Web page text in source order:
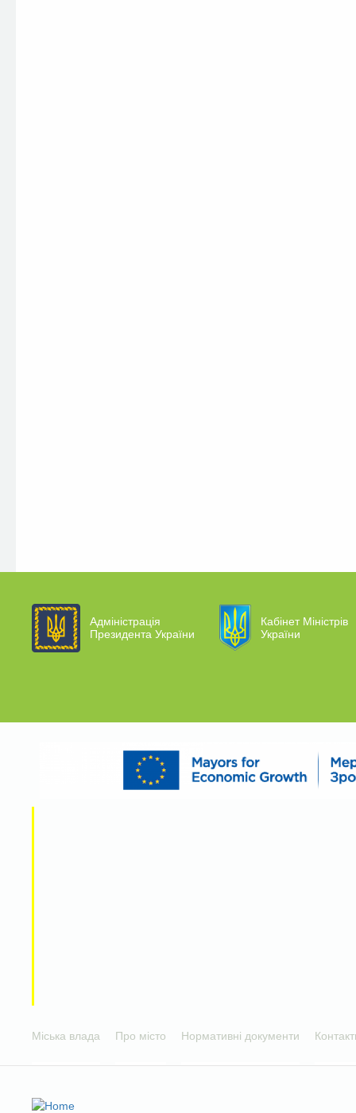
Адміністрація
Президента України
Кабінет Міністрів
України
Міська влада Про місто Нормативні документи